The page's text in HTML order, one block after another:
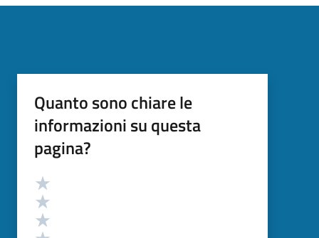
Quanto sono chiare le
informazioni su questa
pagina?
Valutazione